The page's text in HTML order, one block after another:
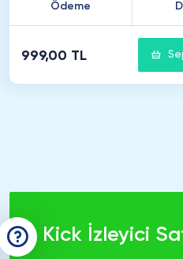
Ödeme
999,00 TL
Kick İzleyici